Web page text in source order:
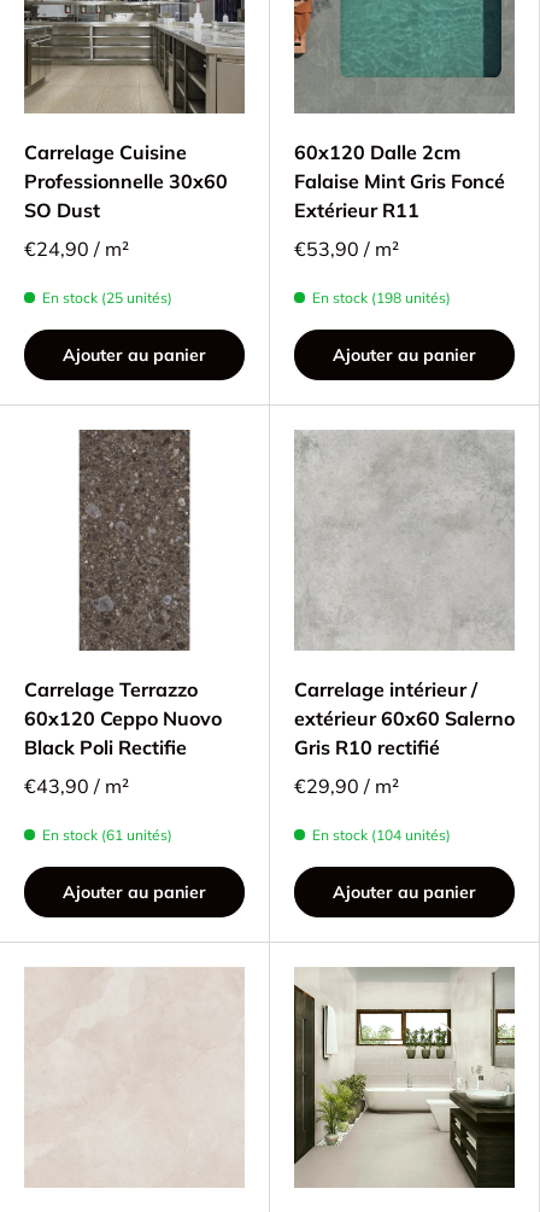
Carrelage Cuisine
Professionnelle 30x60
SO Dust
€24,90 / m²
En stock (25 unités)
Ajouter au panier
60x120 Dalle 2cm
Falaise Mint Gris Foncé
Extérieur R11
€53,90 / m²
En stock (198 unités)
Ajouter au panier
Carrelage Terrazzo
60x120 Ceppo Nuovo
Black Poli Rectifie
€43,90 / m²
En stock (61 unités)
Ajouter au panier
Carrelage intérieur /
extérieur 60x60 Salerno
Gris R10 rectifié
€29,90 / m²
En stock (104 unités)
Ajouter au panier